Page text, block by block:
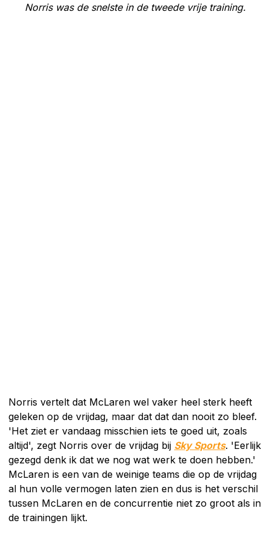
Norris was de snelste in de tweede vrije training.
Norris vertelt dat McLaren wel vaker heel sterk heeft
geleken op de vrijdag, maar dat dat dan nooit zo bleef.
'Het ziet er vandaag misschien iets te goed uit, zoals
altijd', zegt Norris over de vrijdag bij Sky Sports. 'Eerlijk
gezegd denk ik dat we nog wat werk te doen hebben.'
McLaren is een van de weinige teams die op de vrijdag
al hun volle vermogen laten zien en dus is het verschil
tussen McLaren en de concurrentie niet zo groot als in
de trainingen lijkt.